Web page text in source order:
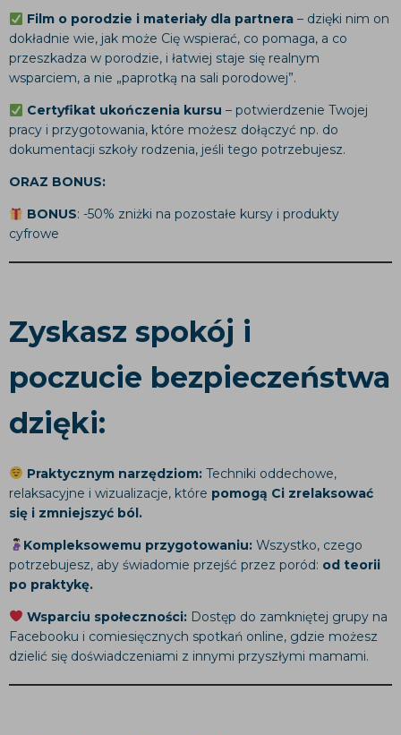
Film o porodzie i materiały dla partnera– dzięki nim on
dokładnie wie, jak może Cię wspierać, co pomaga, a co
przeszkadza w porodzie, i łatwiej staje się realnym
wsparciem, a nie „paprotką na sali porodowej”.​
Certyfikat ukończenia kursu – potwierdzenie Twojej
pracy i przygotowania, które możesz dołączyć np. do
dokumentacji szkoły rodzenia, jeśli tego potrzebujesz.​
ORAZ BONUS:
BONUS: -50% zniżki na pozostałe kursy i produkty
cyfrowe
Zyskasz spokój i
poczucie bezpieczeństwa
dzięki:
Praktycznym narzędziom: Techniki oddechowe,
relaksacyjne i wizualizacje, które pomogą Ci zrelaksować
się i zmniejszyć ból.
Kompleksowemu przygotowaniu:Wszystko, czego
potrzebujesz, aby świadomie przejść przez poród: od teorii
po praktykę.
Wsparciu społeczności:Dostęp do zamkniętej grupy na
Facebooku i comiesięcznych spotkań online, gdzie możesz
dzielić się doświadczeniami z innymi przyszłymi mamami.